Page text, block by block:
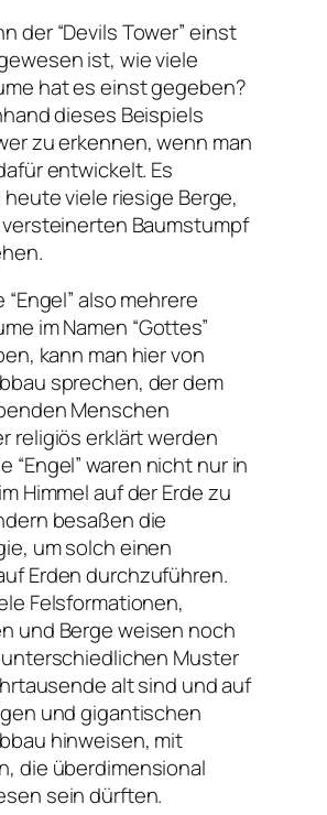
der “Devils Tower” einst
ist, wie viele
hat es einst gegeben?
dieses Beispiels
zu erkennen, wenn man
entwickelt. Es
viele riesige Berge,
Baumstumpf
also mehrere
im Namen “Gottes”
kann man hier von
sprechen, der dem
Menschen
religiös erklärt werden
“Engel” waren nicht nur in
Himmel auf der Erde zu
besaßen die
um solch einen
Erden durchzuführen.
Felsformationen,
und Berge weisen noch
Muster
alt sind und auf
und gigantischen
hinweisen, mit
die überdimensional
sein dürften.